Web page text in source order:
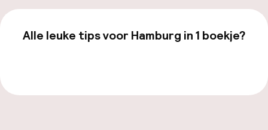
Alle leuke tips voor Hamburg in 1 boekje?